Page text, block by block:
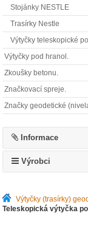
Stojánky NESTLE
Trasírky Nestle
Výtyčky teleskopické
Výtyčky pod hranol.
Zkoušky betonu.
Značkovací spreje.
Značky geodetické
Informace
Výrobci
Výtyčky (trasírky)
Teleskopická výtyčka